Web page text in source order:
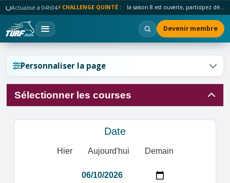
Actualisé à 04h04⚡ CHALLENGE QUINTÉ : la saison 8 est ouverte, participez dès maintenant !
Devenir membre
Personnaliser la page
Sélectionner les courses
Date
Hier Aujourd'hui Demain
Réinitialiser l'affichage ?
Réinitialiser